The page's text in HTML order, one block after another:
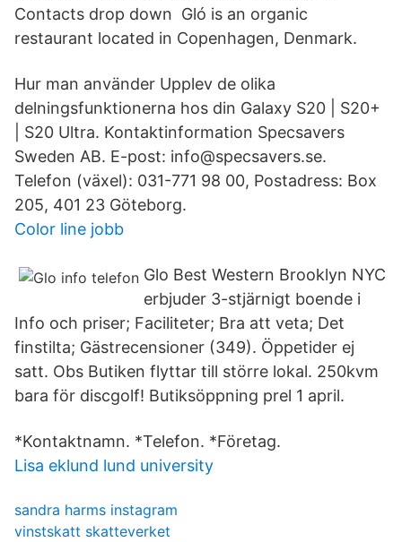
Contacts drop down Gló is an organic
restaurant located in Copenhagen, Denmark.
Hur man använder Upplev de olika
delningsfunktionerna hos din Galaxy S20 | S20+
| S20 Ultra. Kontaktinformation Specsavers
Sweden AB. E-post: info@specsavers.se.
Telefon (växel): 031-771 98 00, Postadress: Box
205, 401 23 Göteborg.
Color line jobb
Glo Best Western Brooklyn NYC
erbjuder 3-stjärnigt boende i
Info och priser; Faciliteter; Bra att veta; Det
finstilta; Gästrecensioner (349). Öppetider ej
satt. Obs Butiken flyttar till större lokal. 250kvm
bara för discgolf! Butiksöppning prel 1 april.
*Kontaktnamn. *Telefon. *Företag.
Lisa eklund lund university
sandra harms instagram
vinstskatt skatteverket